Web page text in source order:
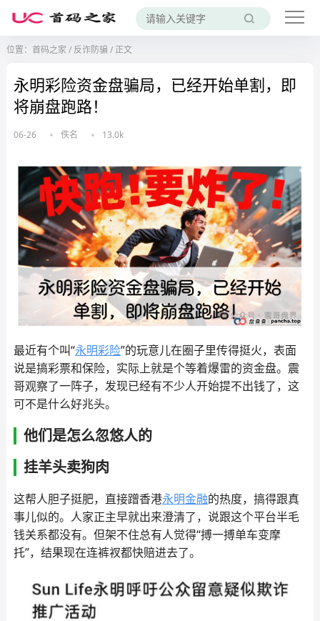
位置： 首码之家 / 反诈防骗 /正文
永明彩险资金盘骗局，已经开始单割，即
将崩盘跑路！
06-26 佚名 13.0k
最近有个叫“永明彩险”的玩意儿在圈子里传得挺火，表面
说是搞彩票和保险，实际上就是个等着爆雷的资金盘。震
哥观察了一阵子，发现已经有不少人开始提不出钱了，这
可不是什么好兆头。
他们是怎么忽悠人的
挂羊头卖狗肉
这帮人胆子挺肥，直接蹭香港永明金融的热度，搞得跟真
事儿似的。人家正主早就出来澄清了，说跟这个平台半毛
钱关系都没有。但架不住总有人觉得“搏一搏单车变摩
托”，结果现在连裤衩都快赔进去了。